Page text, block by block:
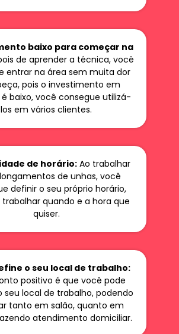
baixo para começar na
de aprender a técnica, você
entrar na área sem muita dor
pois o investimento em
baixo, você consegue utilizá-
los em vários clientes.
de horário:Ao trabalhar
de unhas, você
definir o seu próprio horário,
quando e a hora que
quiser.
o seu local de trabalho:
positivo é que você pode
seu local de trabalho, podendo
tanto em salão, quanto em
atendimento domiciliar.